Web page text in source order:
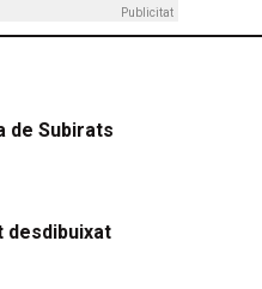
Publicitat
de Subirats
desdibuixat